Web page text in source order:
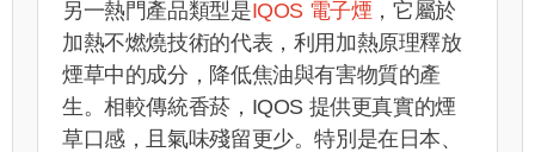
另一熱門產品類型是IQOS 電子煙 ，它屬於
加熱不燃燒技術的代表，利用加熱原理釋放
煙草中的成分，降低焦油與有害物質的產
生。相較傳統香菸，IQOS 提供更真實的煙
草口感，且氣味殘留更少。特別是在日本、